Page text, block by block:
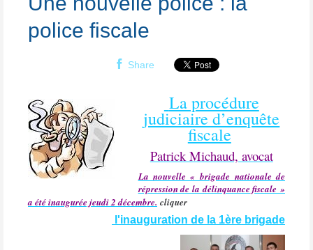
police fiscale
Share
La procédure
judiciaire d’enquête
fiscale
Patrick Michaud, avocat
La nouvelle « brigade nationale de
répression de la délinquance fiscale »
a été inaugurée jeudi 2 décembre. cliquer
l'inauguration de la 1ère brigade